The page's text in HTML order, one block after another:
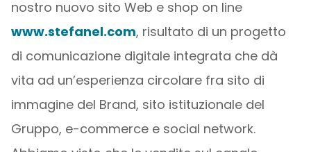
nostro nuovo sito Web e shop on line
www.stefanel.com, risultato di un progetto
di comunicazione digitale integrata che dà
vita ad un’esperienza circolare fra sito di
immagine del Brand, sito istituzionale del
Gruppo, e-commerce e social network.